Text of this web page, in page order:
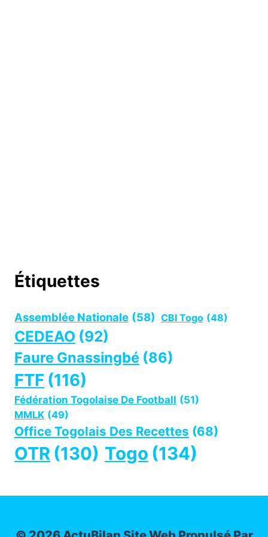
Étiquettes
Assemblée Nationale (58) CBI Togo (48)
CEDEAO (92)
Faure Gnassingbé (86)
FTF (116)
Fédération Togolaise De Football (51)
MMLK (49)
Office Togolais Des Recettes (68)
OTR (130) Togo (134)